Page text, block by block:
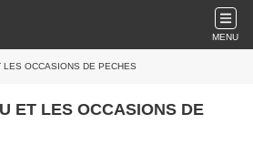
MENU
OCCASIONS DE PECHES
ET LES OCCASIONS DE